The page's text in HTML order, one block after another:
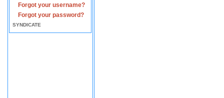
Forgot your username?
Forgot your password?
SYNDICATE